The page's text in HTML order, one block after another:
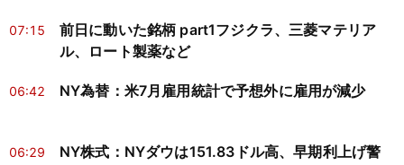
07:15
前日に動いた銘柄 part1フジクラ、三菱マテリア
ル、ロート製薬など
06:42 NY為替：米7月雇用統計で予想外に雇用が減少
06:29
NY株式：NYダウは151.83ドル高、早期利上げ警